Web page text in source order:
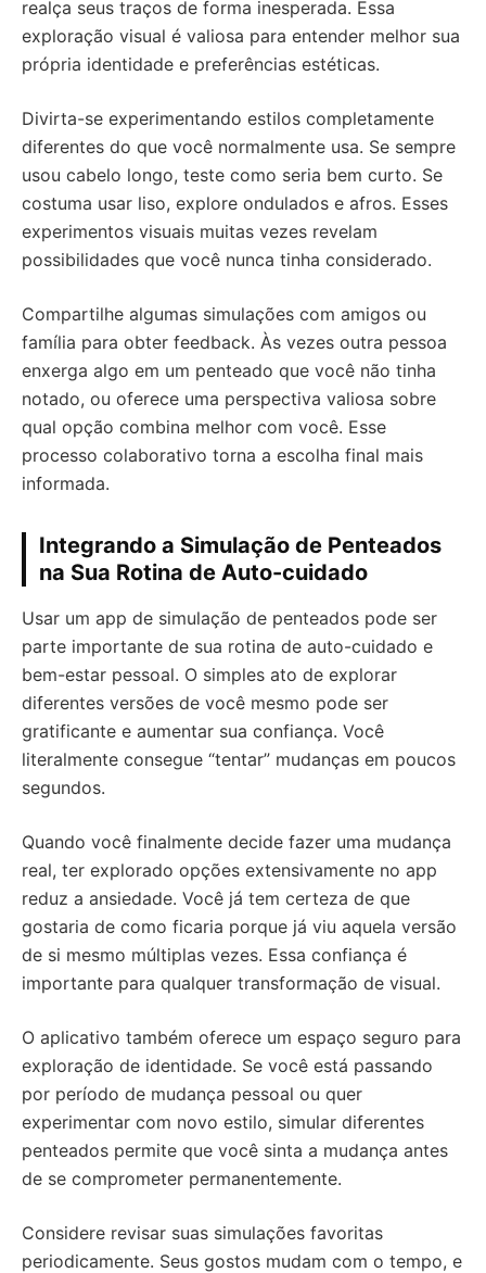
realça seus traços de forma inesperada. Essa
exploração visual é valiosa para entender melhor sua
própria identidade e preferências estéticas.
Divirta-se experimentando estilos completamente
diferentes do que você normalmente usa. Se sempre
usou cabelo longo, teste como seria bem curto. Se
costuma usar liso, explore ondulados e afros. Esses
experimentos visuais muitas vezes revelam
possibilidades que você nunca tinha considerado.
Compartilhe algumas simulações com amigos ou
família para obter feedback. Às vezes outra pessoa
enxerga algo em um penteado que você não tinha
notado, ou oferece uma perspectiva valiosa sobre
qual opção combina melhor com você. Esse
processo colaborativo torna a escolha final mais
informada.
Integrando a Simulação de Penteados
na Sua Rotina de Auto-cuidado
Usar um app de simulação de penteados pode ser
parte importante de sua rotina de auto-cuidado e
bem-estar pessoal. O simples ato de explorar
diferentes versões de você mesmo pode ser
gratificante e aumentar sua confiança. Você
literalmente consegue “tentar” mudanças em poucos
segundos.
Quando você finalmente decide fazer uma mudança
real, ter explorado opções extensivamente no app
reduz a ansiedade. Você já tem certeza de que
gostaria de como ficaria porque já viu aquela versão
de si mesmo múltiplas vezes. Essa confiança é
importante para qualquer transformação de visual.
O aplicativo também oferece um espaço seguro para
exploração de identidade. Se você está passando
por período de mudança pessoal ou quer
experimentar com novo estilo, simular diferentes
penteados permite que você sinta a mudança antes
de se comprometer permanentemente.
Considere revisar suas simulações favoritas
periodicamente. Seus gostos mudam com o tempo, e